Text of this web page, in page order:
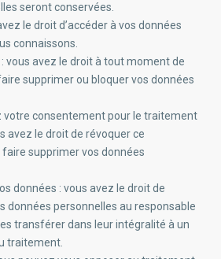
seront conservées.
le droit d’accéder à vos données
connaissons.
vous avez le droit à tout moment de
supprimer ou bloquer vos données
votre consentement pour le traitement
avez le droit de révoquer ce
supprimer vos données
données : vous avez le droit de
données personnelles au responsable
transférer dans leur intégralité à un
traitement.